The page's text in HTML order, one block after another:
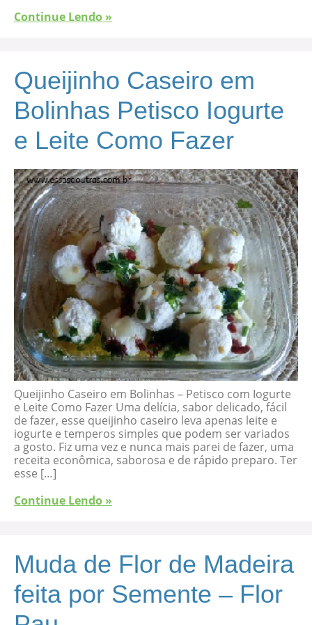
Continue Lendo »
Queijinho Caseiro em
Bolinhas Petisco Iogurte
e Leite Como Fazer
Queijinho Caseiro em Bolinhas – Petisco com Iogurte
e Leite Como Fazer Uma delícia, sabor delicado, fácil
de fazer, esse queijinho caseiro leva apenas leite e
iogurte e temperos simples que podem ser variados
a gosto. Fiz uma vez e nunca mais parei de fazer, uma
receita econômica, saborosa e de rápido preparo. Ter
esse […]
Continue Lendo »
Muda de Flor de Madeira
feita por Semente – Flor